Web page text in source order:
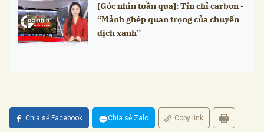
[Góc nhìn tuần qua]: Tín chỉ carbon -
“Mảnh ghép quan trọng của chuyển
dịch xanh”
Chia sẻ Facebook Chia sẻ Zalo Copy link